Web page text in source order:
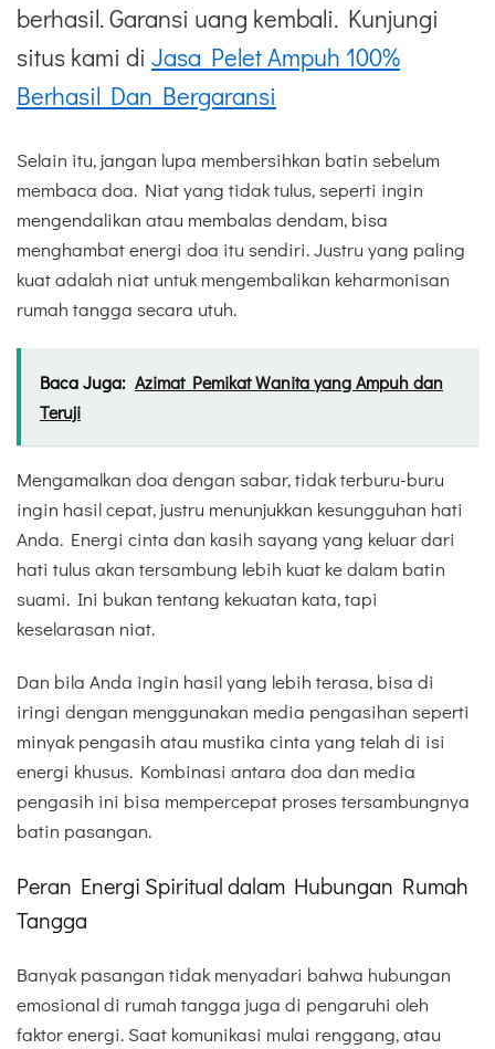
berhasil. Garansi uang kembali. Kunjungi
situs kami di Jasa Pelet Ampuh 100%
Berhasil Dan Bergaransi
Selain itu, jangan lupa membersihkan batin sebelum
membaca doa. Niat yang tidak tulus, seperti ingin
mengendalikan atau membalas dendam, bisa
menghambat energi doa itu sendiri. Justru yang paling
kuat adalah niat untuk mengembalikan keharmonisan
rumah tangga secara utuh.
Baca Juga: Azimat Pemikat Wanita yang Ampuh dan
Teruji
Mengamalkan doa dengan sabar, tidak terburu-buru
ingin hasil cepat, justru menunjukkan kesungguhan hati
Anda. Energi cinta dan kasih sayang yang keluar dari
hati tulus akan tersambung lebih kuat ke dalam batin
suami. Ini bukan tentang kekuatan kata, tapi
keselarasan niat.
Dan bila Anda ingin hasil yang lebih terasa, bisa di
iringi dengan menggunakan media pengasihan seperti
minyak pengasih atau mustika cinta yang telah di isi
energi khusus. Kombinasi antara doa dan media
pengasih ini bisa mempercepat proses tersambungnya
batin pasangan.
Peran Energi Spiritual dalam Hubungan Rumah
Tangga
Banyak pasangan tidak menyadari bahwa hubungan
emosional di rumah tangga juga di pengaruhi oleh
faktor energi. Saat komunikasi mulai renggang, atau